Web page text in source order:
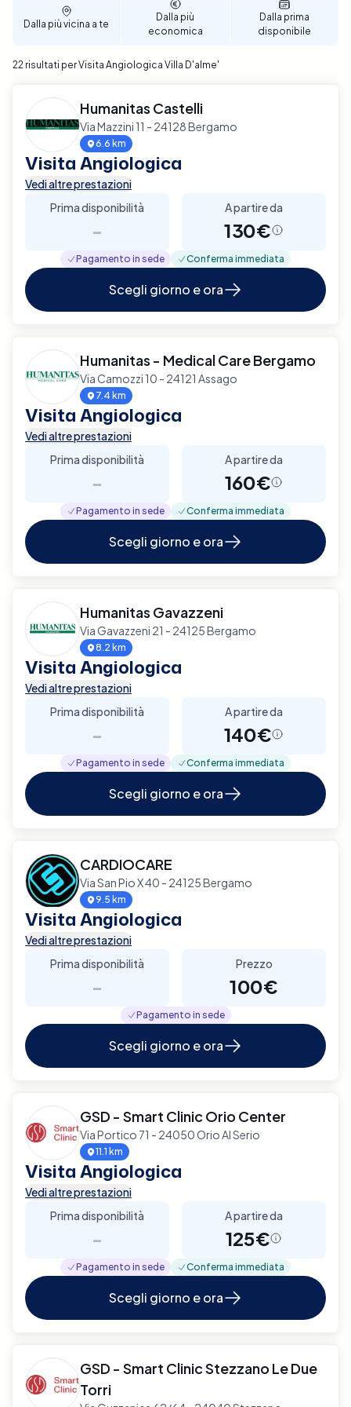
Dalla più vicina a te
Dalla più
economica
Dalla prima
disponibile
22 risultati per Visita Angiologica Villa D'alme'
Humanitas Castelli
Via Mazzini 11 - 24128 Bergamo
6.6 km
Visita Angiologica
Vedi altre prestazioni
Prima disponibilità
-
A partire da
130€
Pagamento in sede Conferma immediata
Scegli giorno e ora
Humanitas - Medical Care Bergamo
Via Camozzi 10 - 24121 Assago
7.4 km
Visita Angiologica
Vedi altre prestazioni
Prima disponibilità
-
A partire da
160€
Pagamento in sede Conferma immediata
Scegli giorno e ora
Humanitas Gavazzeni
Via Gavazzeni 21 - 24125 Bergamo
8.2 km
Visita Angiologica
Vedi altre prestazioni
Prima disponibilità
-
A partire da
140€
Pagamento in sede Conferma immediata
Scegli giorno e ora
CARDIOCARE
Via San Pio X 40 - 24125 Bergamo
9.5 km
Visita Angiologica
Vedi altre prestazioni
Prima disponibilità
-
Prezzo
100€
Pagamento in sede
Scegli giorno e ora
GSD - Smart Clinic Orio Center
Via Portico 71 - 24050 Orio Al Serio
11.1 km
Visita Angiologica
Vedi altre prestazioni
Prima disponibilità
-
A partire da
125€
Pagamento in sede Conferma immediata
Scegli giorno e ora
GSD - Smart Clinic Stezzano Le Due
Torri